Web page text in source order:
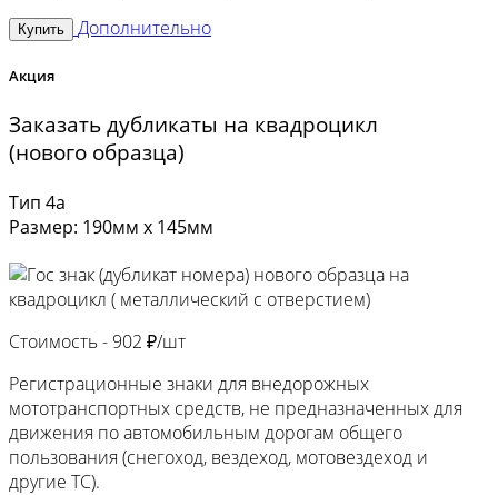
Купить Дополнительно
Акция
Заказать дубликаты на квадроцикл
(нового образца)
Тип 4а
Размер: 190мм х 145мм
Стоимость - 902 ₽/шт
Регистрационные знаки для внедорожных
мототранспортных средств, не предназначенных для
движения по автомобильным дорогам общего
пользования (снегоход, вездеход, мотовездеход и
другие ТС).